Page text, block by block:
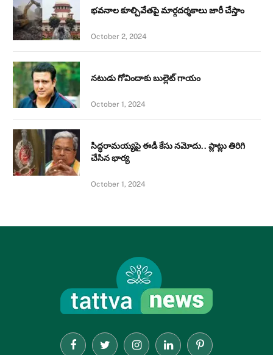
భవనాల కూల్చివేతపై మార్గదర్శకాలు జారీ చేస్తాం
October 2, 2024
నటుడు గోవిందాకు బుల్లెట్ గాయం
October 1, 2024
సిద్ధరామయ్యపై ఈడీ కేసు నమోదు.. ప్లాట్లు తిరిగి
చేసిన భార్య
October 1, 2024
FacebookTwitter InstagramLinkedInPinterest